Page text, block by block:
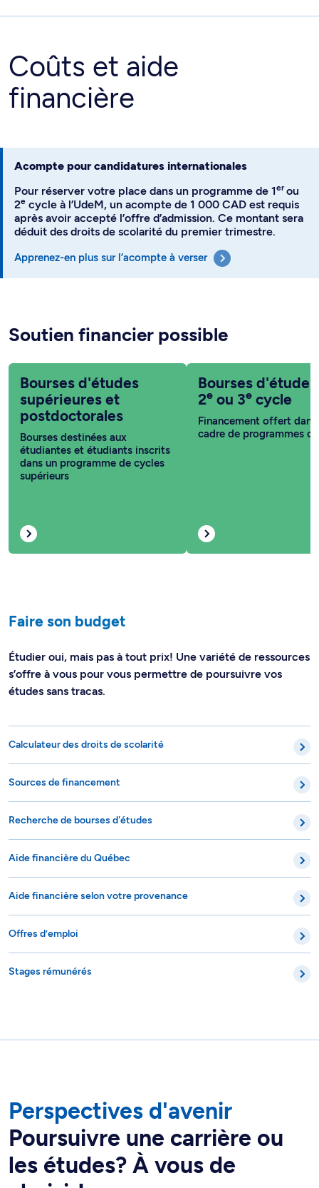
Coûts et aide
financière
Acompte pour candidatures internationales
Pour réserver votre place dans un programme de 1erou
2e cycle à l’UdeM, un acompte de 1 000 CAD est requis
après avoir accepté l’offre d’admission. Ce montant sera
déduit des droits de scolarité du premier trimestre.
Apprenez-en plus sur l’acompte à verser
Soutien financier possible
Bourses d'études
supérieures et
postdoctorales
Bourses destinées aux
étudiantes et étudiants inscrits
dans un programme de cycles
supérieurs
Bourses
2e ou 3e cycle
Financement offert dans
cadre de programmes
Faire son budget
Étudier oui, mais pas à tout prix! Une variété de ressources
s’offre à vous pour vous permettre de poursuivre vos
études sans tracas.
Calculateur des droits de scolarité
Sources de financement
Recherche de bourses d'études
Aide financière du Québec
Aide financière selon votre provenance
Offres d’emploi
Stages rémunérés
Perspectives d'avenir
Poursuivre une carrière ou
les études? À vous de